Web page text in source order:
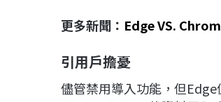
更多新聞： Edge VS.
引用戶擔憂
儘管禁用導入功能，但